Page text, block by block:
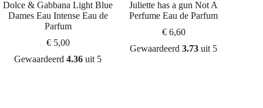
Dolce & Gabbana Light Blue
Dames Eau Intense Eau de
Parfum
€5,00
Gewaardeerd4.36 uit 5
Juliette has a gun Not A
Perfume Eau de Parfum
€6,60
Gewaardeerd3.73 uit 5